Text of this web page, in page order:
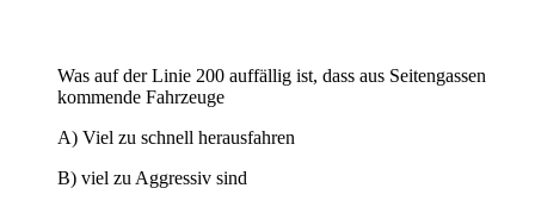
Was auf der Linie 200 auffällig ist, dass aus Seitengassen
kommende Fahrzeuge
A) Viel zu schnell herausfahren
B) viel zu Aggressiv sind